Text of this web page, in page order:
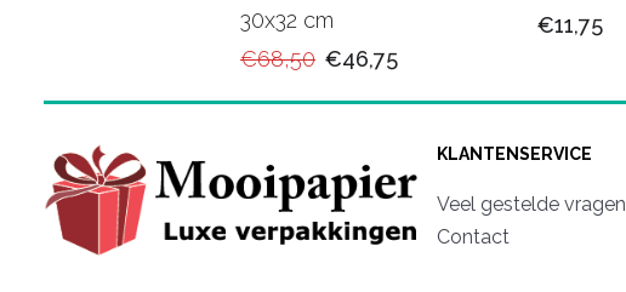
30x32 cm
€68,50 €46,75
€11,75
KLANTENSERVICE
Veel gestelde vragen
Contact